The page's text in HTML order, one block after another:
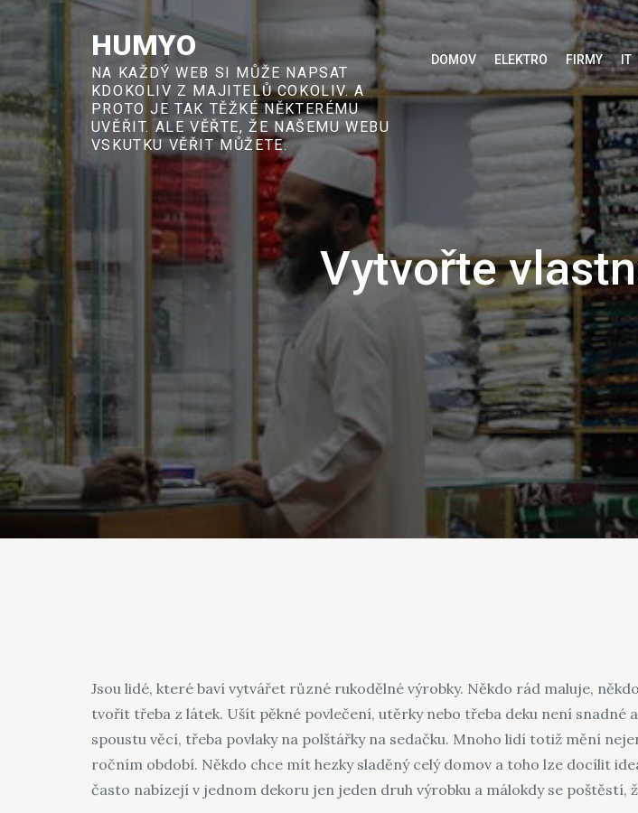
HUMYO
NA KAŽDÝ WEB SI MŮŽE NAPSAT
KDOKOLIV Z MAJITELŮ COKOLIV. A
PROTO JE TAK TĚŽKÉ NĚKTERÉMU
UVĚŘIT. ALE VĚŘTE, ŽE NAŠEMU WEBU
VSKUTKU VĚŘIT MŮŽETE.
DOMOV ELEKTRO FIRMY IT
Vytvořte
Jsou lidé, které baví vytvářet různé rukodělné výrobky. Někdo rád maluje,
tvořit třeba z látek. Ušít pěkné povlečení, utěrky nebo třeba deku není
spoustu věcí, třeba povlaky na polštářky na sedačku. Mnoho lidí totiž mění
ročním období. Někdo chce mít hezky sladěný celý domov a toho lze docílit
často nabízejí v jednom dekoru jen jeden druh výrobku a málokdy se poštěstí,